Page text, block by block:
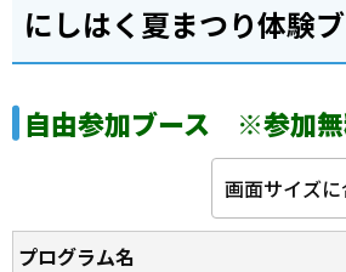
にしはく夏まつり体験
自由参加ブース ※参加無
画面サイズ
プログラム名